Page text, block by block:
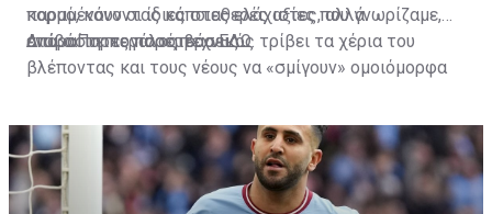
κορμό, κάνοντας κάποιες ελάχιστες, αλλά
απαραίτητες παρεμβάσεις.
παραμένουν οι ίδιες σταθερές αξίες που γνωρίζαμε,
ενώ ο Πορτογάλος τεχνικός τρίβει τα χέρια του
βλέποντας και τους νέους να «σμίγουν» ομοιόμορφα
Διαβάστε περισσότεραΕΔΩ.